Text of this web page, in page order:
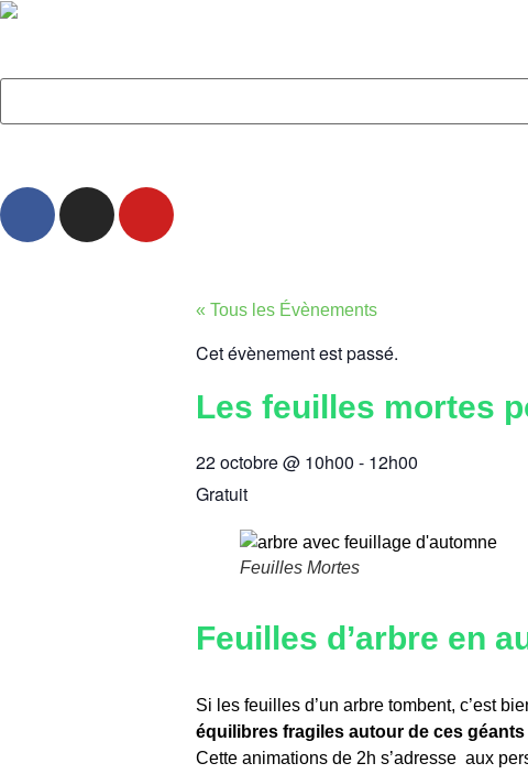
« Tous les Évènements
Cet évènement est passé.
Les feuilles mortes
22 octobre@ 10h00 - 12h00
Gratuit
Feuilles Mortes
Feuilles d’arbre en
Si les feuilles d’un arbre tombent, c’est
équilibres fragiles autour de ces
Cette animations de 2h s’adresse aux